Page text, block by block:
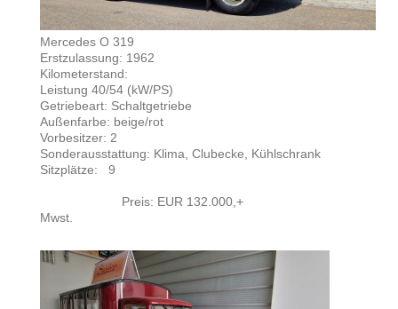
Mercedes O 319
Erstzulassung: 1962
Kilometerstand:
Leistung 40/54 (kW/PS)
Getriebeart: Schaltgetriebe
Außenfarbe: beige/rot
Vorbesitzer: 2
Sonderausstattung: Klima, Clubecke, Kühlschrank
Sitzplätze: 9
Preis: EUR 132.000,+
Mwst.